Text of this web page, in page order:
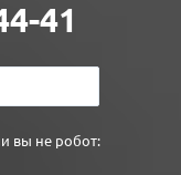
41
вы не робот: